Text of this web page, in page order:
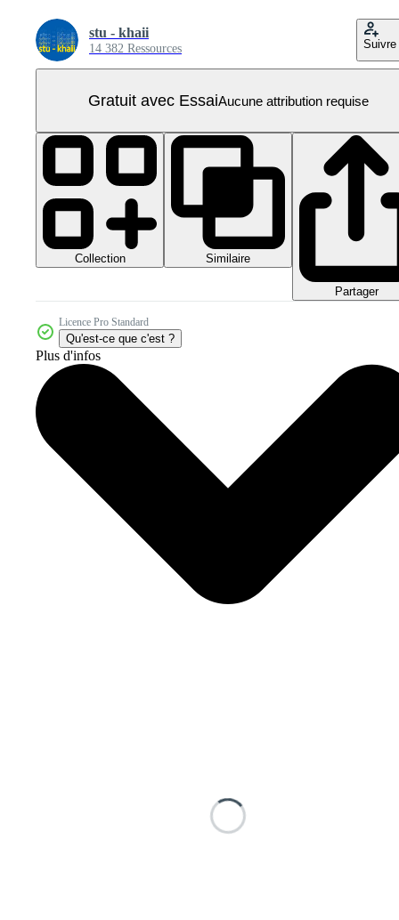
stu - khaii
14 382 Ressources Suivre
Gratuit avec EssaiAucune attribution requise
Collection Similaire
Partager
Licence Pro Standard
Qu'est-ce que c'est ?
Plus d'infos